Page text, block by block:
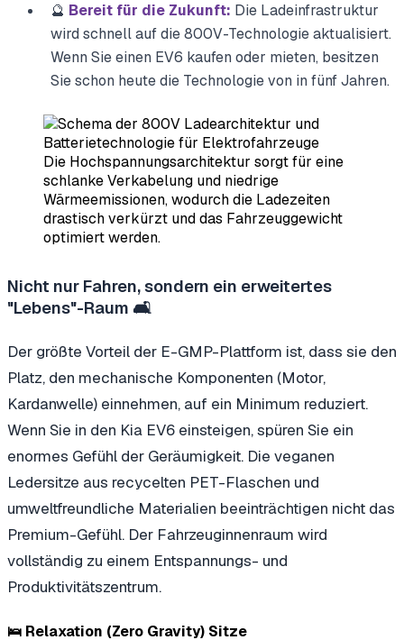
🔮 Bereit für die Zukunft: Die Ladeinfrastruktur
wird schnell auf die 800V-Technologie aktualisiert.
Wenn Sie einen EV6 kaufen oder mieten, besitzen
Sie schon heute die Technologie von in fünf Jahren.
Die Hochspannungsarchitektur sorgt für eine
schlanke Verkabelung und niedrige
Wärmeemissionen, wodurch die Ladezeiten
drastisch verkürzt und das Fahrzeuggewicht
optimiert werden.
Nicht nur Fahren, sondern ein erweitertes
"Lebens"-Raum 🛋️
Der größte Vorteil der E-GMP-Plattform ist, dass sie den
Platz, den mechanische Komponenten (Motor,
Kardanwelle) einnehmen, auf ein Minimum reduziert.
Wenn Sie in den Kia EV6 einsteigen, spüren Sie ein
enormes Gefühl der Geräumigkeit. Die veganen
Ledersitze aus recycelten PET-Flaschen und
umweltfreundliche Materialien beeinträchtigen nicht das
Premium-Gefühl. Der Fahrzeuginnenraum wird
vollständig zu einem Entspannungs- und
Produktivitätszentrum.
🛌 Relaxation (Zero Gravity) Sitze